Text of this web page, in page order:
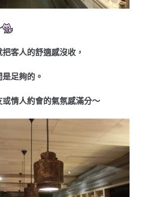
客人的舒適感沒收，
足夠的。
情人約會的氣氛感滿分～